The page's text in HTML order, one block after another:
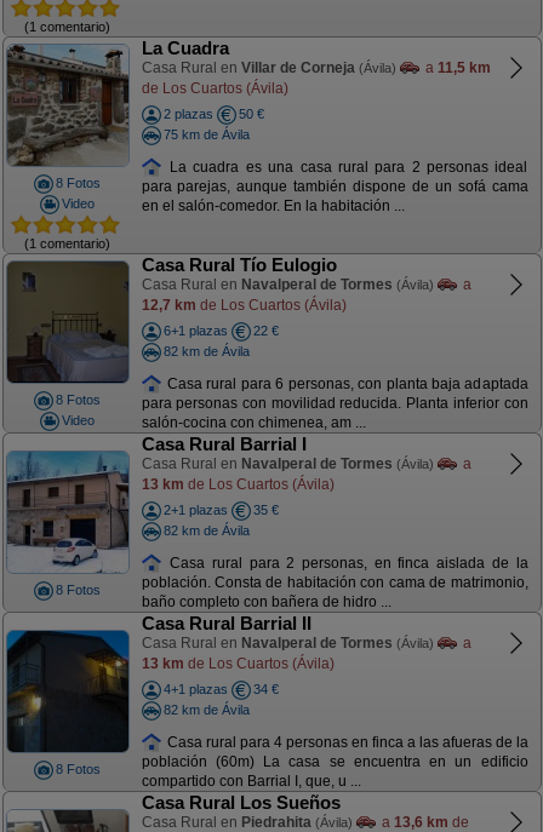
(1 comentario)
8 Fotos
Video
(1 comentario)
La Cuadra
Casa Rural en Villar de Corneja (Ávila) a 11,5 km
de Los Cuartos (Ávila)
2 plazas
50 €
75 km de Ávila
La cuadra es una casa rural para 2 personas ideal
para parejas, aunque también dispone de un sofá cama
en el salón-comedor. En la habitación ...
8 Fotos
Video
Casa Rural Tío Eulogio
Casa Rural en Navalperal de Tormes (Ávila)
a
12,7 km de Los Cuartos (Ávila)
6+1 plazas
22 €
82 km de Ávila
Casa rural para 6 personas, con planta baja adaptada
para personas con movilidad reducida. Planta inferior con
salón-cocina con chimenea, am ...
8 Fotos
Casa Rural Barrial I
Casa Rural en Navalperal de Tormes (Ávila)
a
13 km de Los Cuartos (Ávila)
2+1 plazas
35 €
82 km de Ávila
Casa rural para 2 personas, en finca aislada de la
población. Consta de habitación con cama de matrimonio,
baño completo con bañera de hidro ...
8 Fotos
Casa Rural Barrial II
Casa Rural en Navalperal de Tormes (Ávila)
a
13 km de Los Cuartos (Ávila)
4+1 plazas
34 €
82 km de Ávila
Casa rural para 4 personas en finca a las afueras de la
población (60m) La casa se encuentra en un edificio
compartido con Barrial I, que, u ...
Casa Rural Los Sueños
Casa Rural en Piedrahita (Ávila) a 13,6 km de